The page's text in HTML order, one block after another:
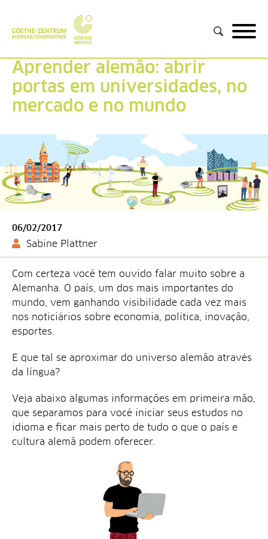
Aprender alemão: abrir
portas em universidades, no
mercado e no mundo
06/02/2017
Sabine Plattner
Com certeza você tem ouvido falar muito sobre a
Alemanha. O país, um dos mais importantes do
mundo, vem ganhando visibilidade cada vez mais
nos noticiários sobre economia, política, inovação,
esportes.
E que tal se aproximar do universo alemão através
da língua?
Veja abaixo algumas informações em primeira mão,
que separamos para você iniciar seus estudos no
idioma e ficar mais perto de tudo o que o país e
cultura alemã podem oferecer.